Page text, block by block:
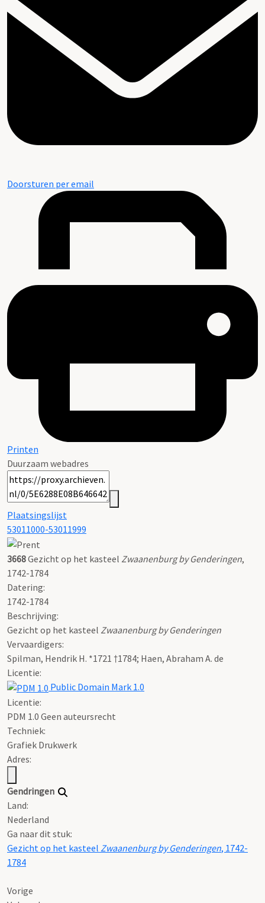
Doorsturen per email
Printen
Duurzaam webadres
Plaatsingslijst
53011000-53011999
3668Gezicht op het kasteel Zwaanenburg by Genderingen,
1742-1784
Datering:
1742-1784
Beschrijving:
Gezicht op het kasteel Zwaanenburg by Genderingen
Vervaardigers:
Spilman, Hendrik H. *1721 †1784; Haen, Abraham A. de
Licentie:
Public Domain Mark 1.0
Licentie:
PDM 1.0 Geen auteursrecht
Techniek:
Grafiek Drukwerk
Adres:
Gendringen
Land:
Nederland
Ga naar dit stuk:
Gezicht op het kasteel Zwaanenburg by Genderingen, 1742-
1784
Vorige